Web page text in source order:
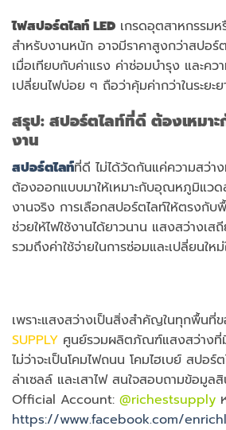
ไฟสปอร์ตไลท์ LED เกรดอุตสาหกรรม
สำหรับงานหนัก อาจมีราคาสูงกว่าสปอร์
เมื่อเทียบกับค่าแรง ค่าซ่อมบำรุง และคว
เปลี่ยนไฟบ่อย ๆ ถือว่าคุ้มค่ากว่าในระยะย
สรุป: สปอร์ตไลท์ที่ดี ต้องเหมา
งาน
สปอร์ตไลท์ที่ดี ไม่ได้วัดกันแค่ความสว่า
ต้องออกแบบมาให้เหมาะกับอุณหภูมิแวด
งานจริง การเลือกสปอร์ตไลท์ให้ตรงกั
ช่วยให้ไฟใช้งานได้ยาวนาน แสงสว่างเ
รวมถึงค่าใช้จ่ายในการซ่อมและเปลี่ยนใหม่
เพราะแสงสว่างเป็นสิ่งสำคัญในทุกพื้นที่
SUPPLY ศูนย์รวมผลิตภัณฑ์แสงสว่าง
ไม่ว่าจะเป็นโคมไฟถนน โคมไฮเบย์ สปอ
ล่าเซลล์ และเสาไฟ สนใจสอบถามข้อมูล
Official Account: @richestsupply
https://www.facebook.com/